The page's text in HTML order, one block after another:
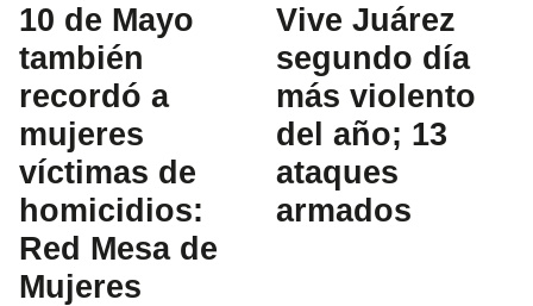
10 de Mayo
también
recordó a
mujeres
víctimas de
homicidios:
Red Mesa de
Mujeres
Vive Juárez
segundo día
más violento
del año; 13
ataques
armados